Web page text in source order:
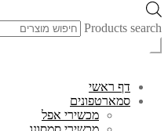
Products search
דף ראשי
סמארטפונים
מכשירי אפל